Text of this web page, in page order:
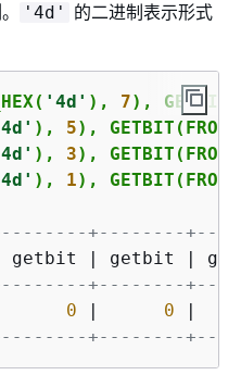
'4d'
的二进制表示形式
'4d' ), 7),
), 5),
), 3),
), 1),
+--------
getbit getbit
+--------
0 0
+--------